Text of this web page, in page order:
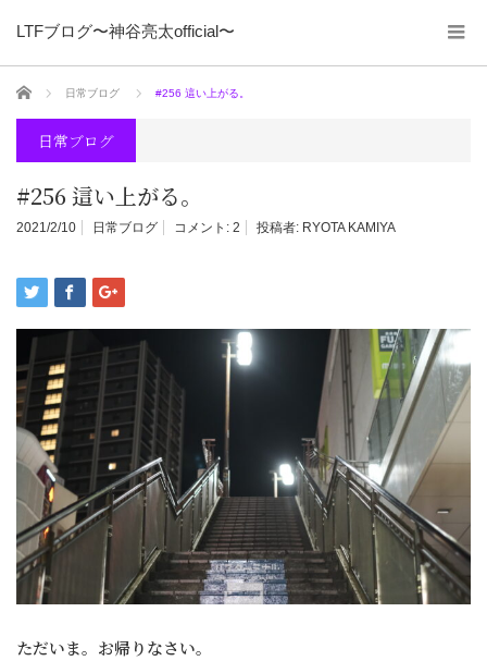
LTFブログ〜神谷亮太official〜
ホーム 日常ブログ #256 這い上がる。
日常ブログ
#256 這い上がる。
2021/2/10 日常ブログ コメント: 2 投稿者: RYOTA KAMIYA
ただいま。お帰りなさい。